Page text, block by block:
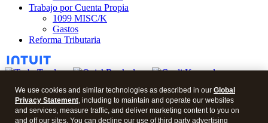
Trabajo por Cuenta Propia
1099 MISC/K
Gastos
Reforma Tributaria
© 2026 Blog en Español.
We use cookies and similar technologies as described in our Global
Privacy Statement, including to maintain and operate our websites
and services, measure traffic, and deliver marketing content to you on
and off our sites. You can decline our use of third party advertising